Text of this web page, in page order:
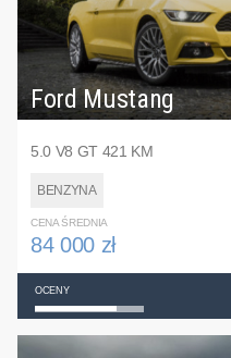
Ford Mustang
5.0 V8 GT 421 KM
BENZYNA
CENA ŚREDNIA
84 000 zł
OCENY